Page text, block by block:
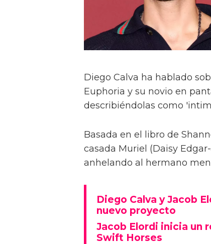
Diego Calva ha hablado
Euphoria y su novio en
describiéndolas como
Basada en el libro de
casada Muriel (Daisy
anhelando al hermano
Diego Calva y Jacob
nuevo proyecto
Jacob Elordi inicia un
Swift Horses